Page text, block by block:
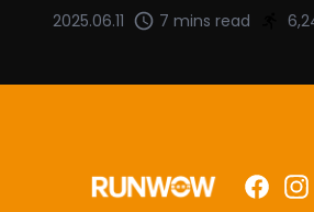
2025.06.11 7 mins read